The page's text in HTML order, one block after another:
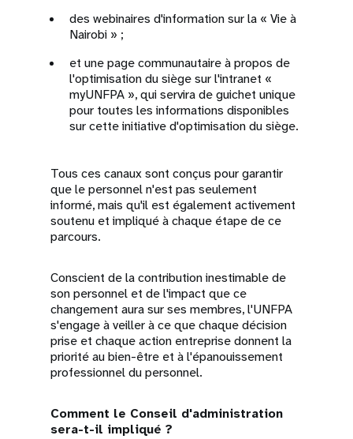
des webinaires d'information sur la « Vie à
Nairobi » ;
et une page communautaire à propos de
l'optimisation du siège sur l'intranet «
myUNFPA », qui servira de guichet unique
pour toutes les informations disponibles
sur cette initiative d'optimisation du siège.
Tous ces canaux sont conçus pour garantir
que le personnel n'est pas seulement
informé, mais qu'il est également activement
soutenu et impliqué à chaque étape de ce
parcours.
Conscient de la contribution inestimable de
son personnel et de l'impact que ce
changement aura sur ses membres, l'UNFPA
s'engage à veiller à ce que chaque décision
prise et chaque action entreprise donnent la
priorité au bien-être et à l'épanouissement
professionnel du personnel.
Comment le Conseil d'administration
sera-t-il impliqué ?